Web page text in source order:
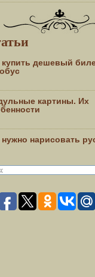
купить дешевый
картины. Их
нужно нарисовать